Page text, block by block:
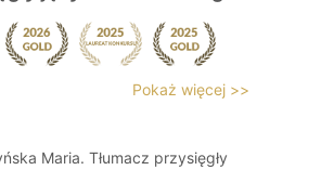
Pokaż więcej >>
Maria. Tłumacz przysięgły